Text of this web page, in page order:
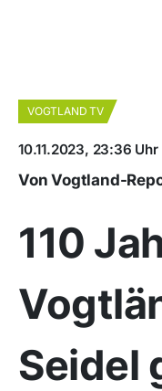
VOGTLAND TV
10.11.2023, 23:36 Uhr
Von Vogtland-
110
Seidel